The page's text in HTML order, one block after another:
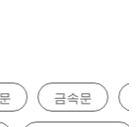
로파일